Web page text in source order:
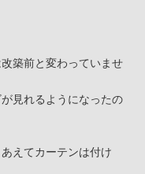
築前と変わっていませ
見れるようになったの
えてカーテンは付け